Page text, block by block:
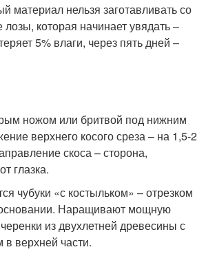
материал нельзя заготавливать со
которая начинает увядать –
5% влаги, через пять дней –
ножом или бритвой под нижним
верхнего косого среза – на 1,5-2
скоса – сторона,
глазка.
чубуки «с костыльком» – отрезком
Наращивают мощную
из двухлетней древесины с
в верхней части.